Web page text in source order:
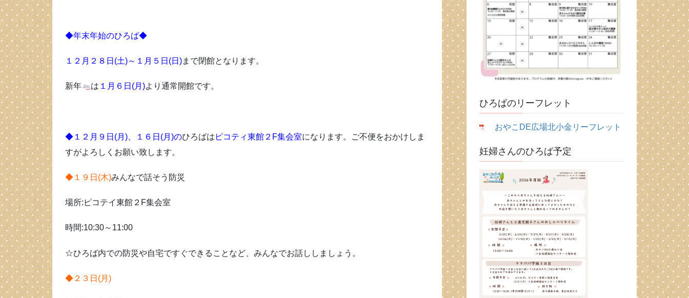
◆年末年始のひろば◆
１２月２８日(土)～１月５日(日)まで閉館となります。
新年 は １月６日(月)より通常開館です。
◆１２月９日(月)、１６日(月)のひろばは ピコティ東館２F集会室になります。ご不便をおかけしま
すがよろしくお願い致します。
◆１９日(木)みんなで話そう防災
場所:ピコテイ東館２F集会室
時間:10:30～11:00
☆ひろば内での防災や自宅ですぐできることなど、みんなでお話ししましょう。
◆２３日(月)
ひろばのリーフレット
おやこDE広場北小金リーフレット
妊婦さんのひろば予定